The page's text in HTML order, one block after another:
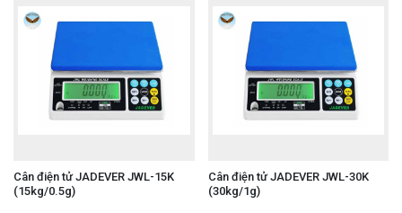
Cân điện tử JADEVER JWL-15K
(15kg/0.5g)
Cân điện tử JADEVER JWL-30K
(30kg/1g)